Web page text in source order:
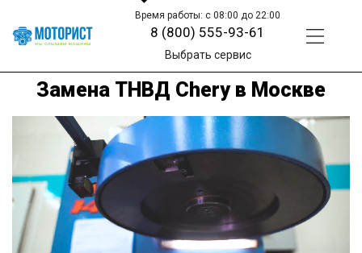
Время работы: с 08:00 до 22:00
8 (800) 555-93-61
Выбрать сервис
Замена ТНВД Chery в Москве